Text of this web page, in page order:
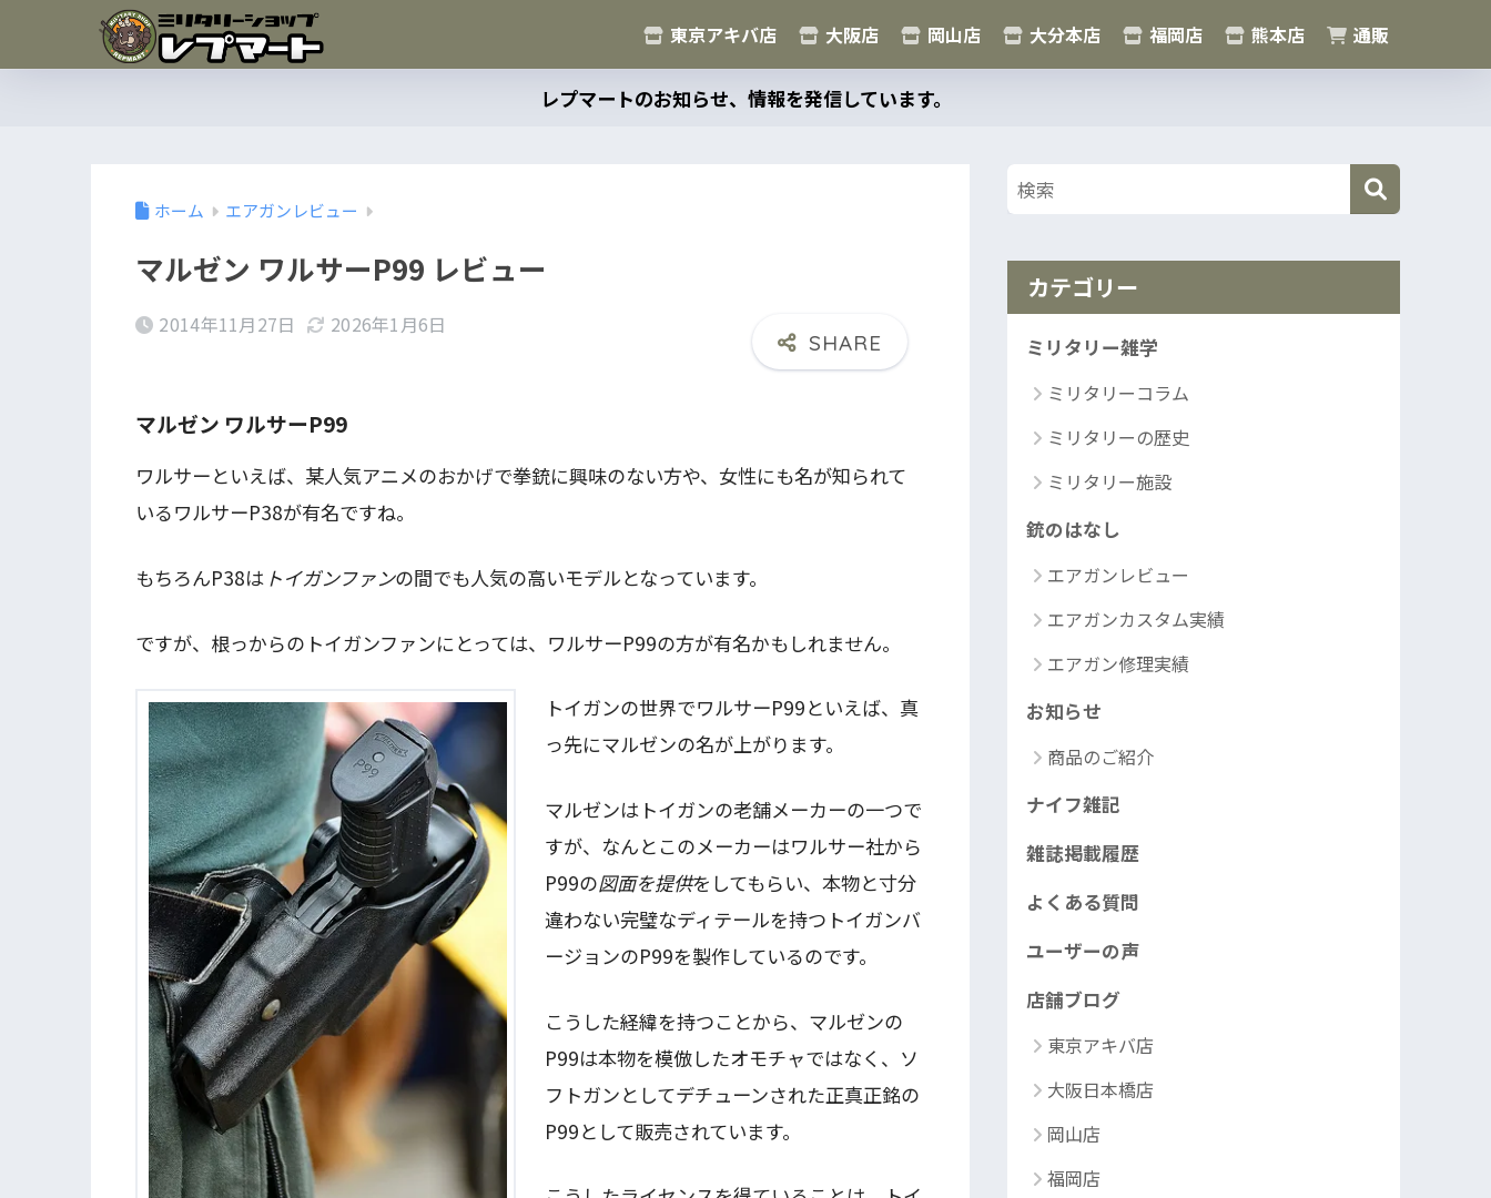
東京アキバ店 大阪店 岡山店 大分本店 福岡店 熊本店 通販
レプマートのお知らせ、情報を発信しています。
ホーム エアガンレビュー
マルゼン ワルサーP99 レビュー
2014年11月27日 2026年1月6日
マルゼン ワルサーP99
ワルサーといえば、某人気アニメのおかげで拳銃に興味のない方や、女性にも名が知られて
いるワルサーP38が有名ですね。
もちろんP38は トイガンファンの間でも人気の高いモデルとなっています。
ですが、根っからのトイガンファンにとっては、ワルサーP99の方が有名かもしれません。
トイガンの世界でワルサーP99といえば、真
っ先にマルゼンの名が上がります。
マルゼンはトイガンの老舗メーカーの一つで
すが、なんとこのメーカーはワルサー社から
P99の図面を提供をしてもらい、本物と寸分
違わない完璧なディテールを持つトイガンバ
ージョンのP99を製作しているのです。
こうした経緯を持つことから、マルゼンの
P99は本物を模倣したオモチャではなく、ソ
フトガンとしてデチューンされた正真正銘の
P99として販売されています。
カテゴリー
ミリタリー雑学
ミリタリーコラム
ミリタリーの歴史
ミリタリー施設
銃のはなし
エアガンレビュー
エアガンカスタム実績
エアガン修理実績
お知らせ
商品のご紹介
ナイフ雑記
雑誌掲載履歴
よくある質問
ユーザーの声
店舗ブログ
東京アキバ店
大阪日本橋店
岡山店
福岡店